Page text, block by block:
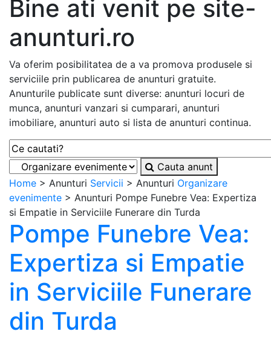
Bine ati venit pe site-
anunturi.ro
Va oferim posibilitatea de a va promova produsele si
serviciile prin publicarea de anunturi gratuite.
Anunturile publicate sunt diverse: anunturi locuri de
munca, anunturi vanzari si cumparari, anunturi
imobiliare, anunturi auto si lista de anunturi continua.
Cauta anunt
Home > Anunturi Servicii > Anunturi Organizare
evenimente > Anunturi Pompe Funebre Vea: Expertiza
si Empatie in Serviciile Funerare din Turda
Pompe Funebre Vea:
Expertiza si Empatie
in Serviciile Funerare
din Turda